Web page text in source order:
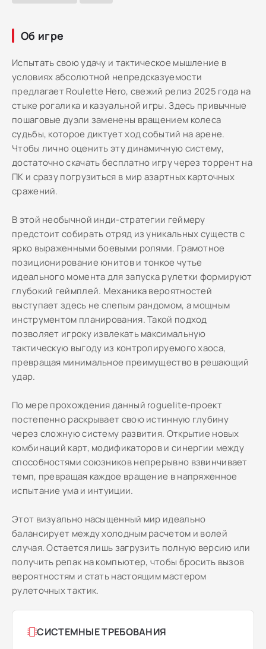
Об игре
Испытать свою удачу и тактическое мышление в
условиях абсолютной непредсказуемости
предлагает Roulette Hero, свежий релиз 2025 года на
стыке рогалика и казуальной игры. Здесь привычные
пошаговые дуэли заменены вращением колеса
судьбы, которое диктует ход событий на арене.
Чтобы лично оценить эту динамичную систему,
достаточно скачать бесплатно игру через торрент на
ПК и сразу погрузиться в мир азартных карточных
сражений.
В этой необычной инди-стратегии геймеру
предстоит собирать отряд из уникальных существ с
ярко выраженными боевыми ролями. Грамотное
позиционирование юнитов и тонкое чутье
идеального момента для запуска рулетки формируют
глубокий геймплей. Механика вероятностей
выступает здесь не слепым рандомом, а мощным
инструментом планирования. Такой подход
позволяет игроку извлекать максимальную
тактическую выгоду из контролируемого хаоса,
превращая минимальное преимущество в решающий
удар.
По мере прохождения данный roguelite-проект
постепенно раскрывает свою истинную глубину
через сложную систему развития. Открытие новых
комбинаций карт, модификаторов и синергии между
способностями союзников непрерывно взвинчивает
темп, превращая каждое вращение в напряженное
испытание ума и интуиции.
Этот визуально насыщенный мир идеально
балансирует между холодным расчетом и волей
случая. Остается лишь загрузить полную версию или
получить репак на компьютер, чтобы бросить вызов
вероятностям и стать настоящим мастером
рулеточных тактик.
СИСТЕМНЫЕ ТРЕБОВАНИЯ